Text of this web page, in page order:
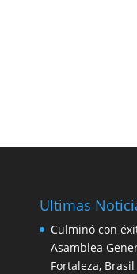
Ultimas
Culminó con
Asamblea
Fortaleza, Brasil